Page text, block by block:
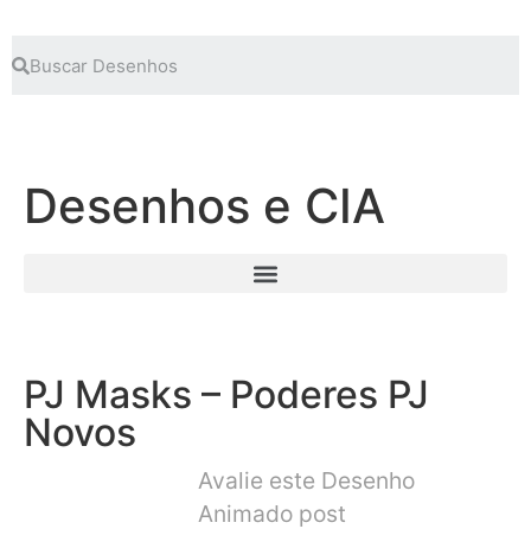
Desenhos e CIA
PJ Masks – Poderes PJ
Novos
Avalie este Desenho
Animado post